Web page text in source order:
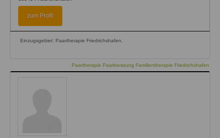
zum Profil
Einzugsgebiet: Paartherapie Friedrichshafen,
Paartherapie Paarberatung Familientherapie Friedrichshafen